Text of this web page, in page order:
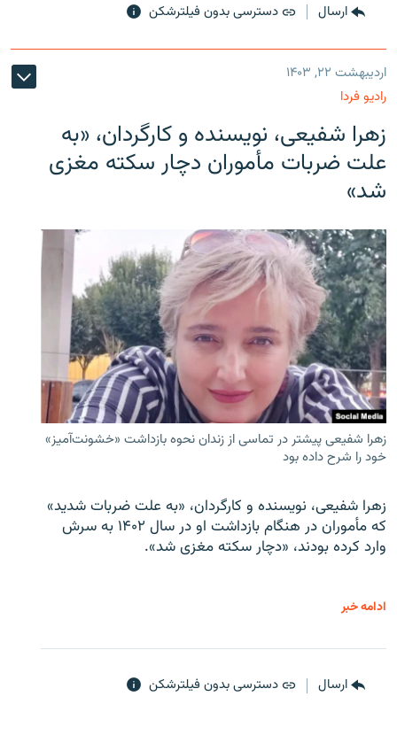
ارسال دسترسی بدون فیلترشکن
اردیبهشت ۲۲, ۱۴۰۳
رادیو فردا
زهرا شفیعی، نویسنده و کارگردان، «به
علت ضربات مأموران دچار سکته مغزی
شد»
زهرا شفیعی پیشتر در تماسی از زندان نحوه بازداشت «خشونت‌آمیز»
خود را شرح داده بود
زهرا شفیعی، نویسنده و کارگردان، «به علت ضربات شدید»
که مأموران در هنگام بازداشت او در سال ۱۴۰۲ به سرش
وارد کرده بودند، «دچار سکته مغزی شد».
ادامه خبر
ارسال دسترسی بدون فیلترشکن